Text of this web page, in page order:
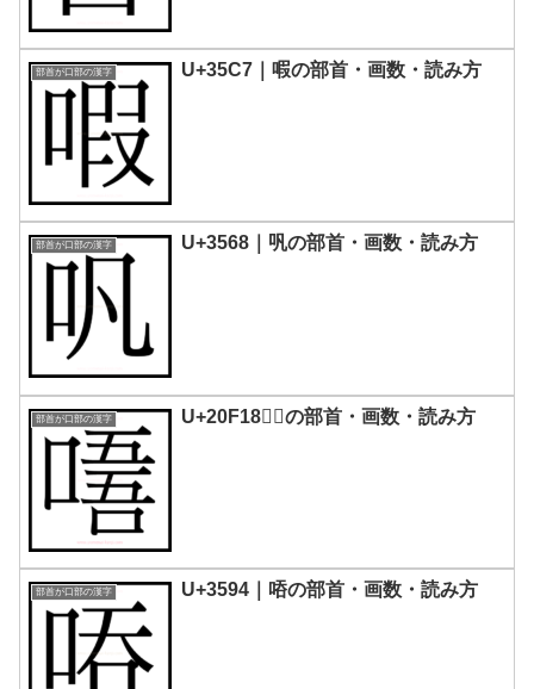
部首が口部の漢字 U+35C7｜㗇の部首・画数・読み方
部首が口部の漢字 U+3568｜㕨の部首・画数・読み方
部首が口部の漢字 U+20F18｜𠼘の部首・画数・読み方
部首が口部の漢字 U+3594｜㖔の部首・画数・読み方